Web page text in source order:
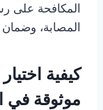
المكافحة على
المصابة، وضمان
كيفية
موثوقة في